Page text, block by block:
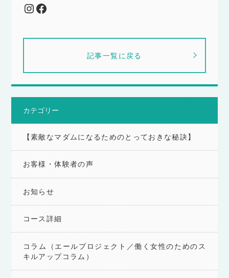
Instagram
Facebook
記事一覧に戻る
カテゴリー
【素敵なマダムになるためのとっておきな秘訣】
お客様・体験者の声
お知らせ
コース詳細
コラム（エールプロジェクト／働く女性のためのス
キルアップコラム）